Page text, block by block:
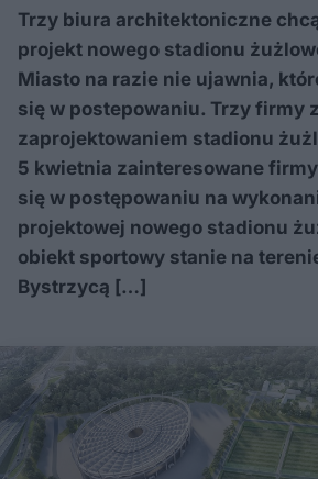
Trzy biura architektoniczne
projekt nowego stadionu
Miasto na razie nie ujawnia,
się w postepowaniu. Trzy firmy
zaprojektowaniem stadionu
5 kwietnia zainteresowane firmy
się w postępowaniu na
projektowej nowego stadionu
obiekt sportowy stanie na
Bystrzycą […]